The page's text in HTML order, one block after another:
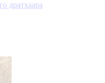
дратхаара